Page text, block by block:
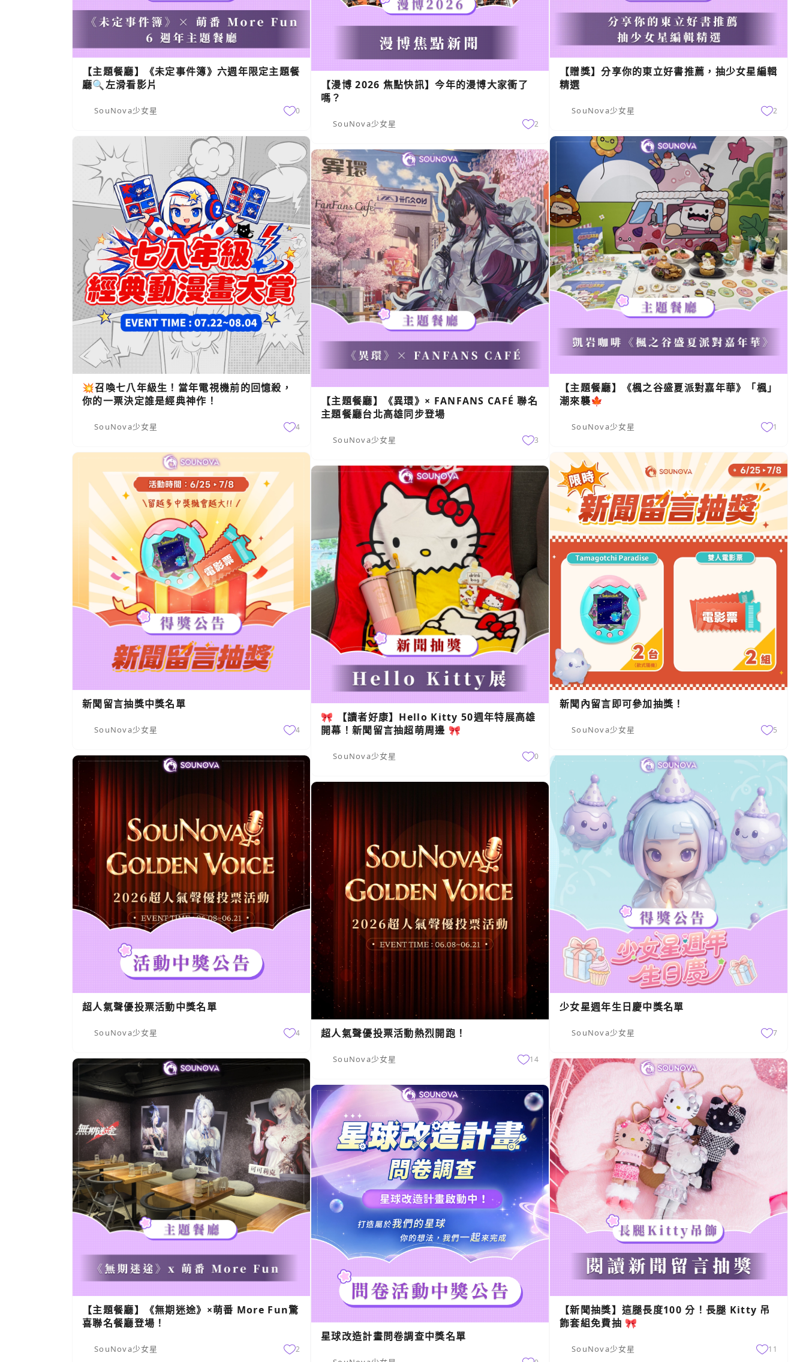
【主題餐廳】《未定事件簿》六週年限定主題餐
廳🔍左滑看影片
SouNova少女星 0
💥召喚七八年級生！當年電視機前的回憶殺，
你的一票決定誰是經典神作！
SouNova少女星 4
新聞留言抽獎中獎名單
SouNova少女星 4
超人氣聲優投票活動中獎名單
SouNova少女星 4
【主題餐廳】《無期迷途》×萌番 More Fun驚
喜聯名餐廳登場！
SouNova少女星 2
【漫博 2026 焦點快訊】今年的漫博大家衝了
嗎？
SouNova少女星 2
【主題餐廳】《異環》× FANFANS CAFÉ 聯名
主題餐廳台北高雄同步登場
SouNova少女星 3
🎀 【讀者好康】Hello Kitty 50週年特展高雄
開幕！新聞留言抽超萌周邊 🎀
SouNova少女星 0
超人氣聲優投票活動熱烈開跑！
SouNova少女星 14
星球改造計畫問卷調查中獎名單
【贈獎】分享你的東立好書推薦，抽少女星編輯
精選
SouNova少女星 2
【主題餐廳】《楓之谷盛夏派對嘉年華》「楓」
潮來襲🍁
SouNova少女星 1
新聞內留言即可參加抽獎！
SouNova少女星 5
少女星週年生日慶中獎名單
SouNova少女星 7
【新聞抽獎】這腿長度100 分！長腿 Kitty 吊
飾套組免費抽 🎀
SouNova少女星 11